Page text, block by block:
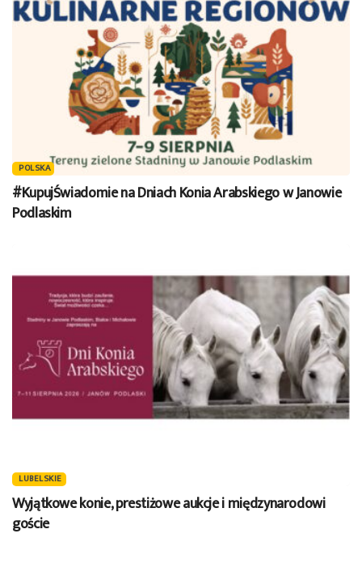
POLSKA
#KupujŚwiadomie na Dniach Konia Arabskiego w Janowie
Podlaskim
LUBELSKIE
Wyjątkowe konie, prestiżowe aukcje i międzynarodowi
goście